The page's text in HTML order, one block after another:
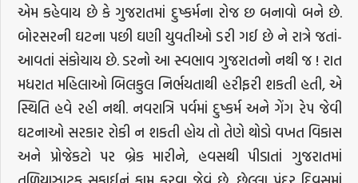
એમ કહેવાય છે કે ગુજરાતમાં દુષ્કર્મના રોજ છ બનાવો બને છે.
બોરસરની ઘટના પછી ઘણી યુવતીઓ ડરી ગઈ છે ને રાત્રે જતાં-
આવતાં સંકોચાય છે. ડરનો આ સ્વભાવ ગુજરાતનો નથી જ ! રાત
મધરાત મહિલાઓ બિલકુલ નિર્ભયતાથી હરીફરી શકતી હતી, એ
સ્થિતિ હવે રહી નથી. નવરાત્રિ પર્વમાં દુષ્કર્મ અને ગેંગ રેપ જેવી
ઘટનાઓ સરકાર રોકી ન શકતી હોય તો તેણે થોડો વખત વિકાસ
અને પ્રોજેકટો પર બ્રેક મારીને, હવસથી પીડાતાં ગુજરાતમાં